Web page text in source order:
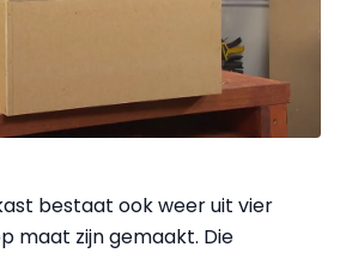
bestaat ook weer uit vier
maat zijn gemaakt. Die